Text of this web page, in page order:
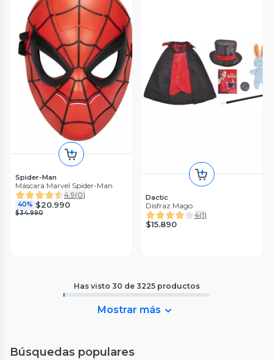
Spider-Man
Máscara Marvel Spider-Man
4.9(0)
40% $20.990
$34.990
Dactic
Disfraz Mago
4(1)
$15.890
Has visto 30 de 3225 productos
Mostrar más
Búsquedas populares